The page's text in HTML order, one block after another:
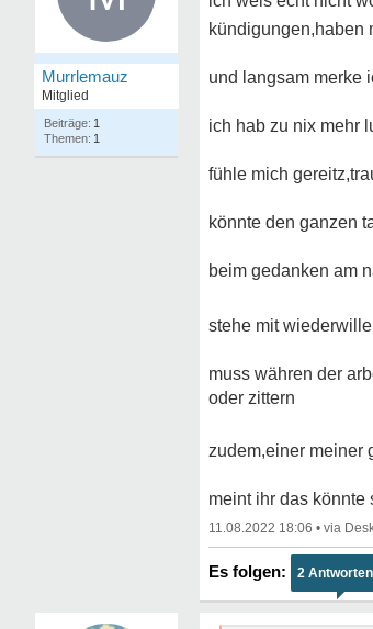
Murrlemauz
Mitglied
1
1
kündigungen,haben
und langsam merke
ich hab zu nix mehr
fühle mich
könnte den ganzen
beim gedanken am
stehe mit
muss währen der
oder zittern
zudem,einer meiner
meint ihr das könnte
11.08.2022 18:06 •
2 Antworten